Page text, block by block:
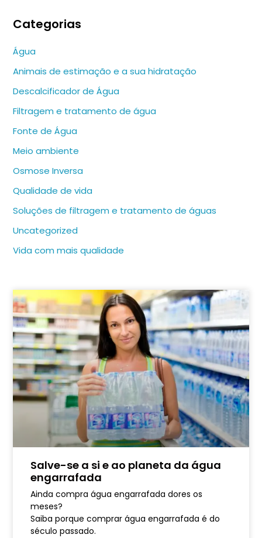
Categorias
Água
Animais de estimação e a sua hidratação
Descalcificador de Água
Filtragem e tratamento de água
Fonte de Água
Meio ambiente
Osmose Inversa
Qualidade de vida
Soluções de filtragem e tratamento de águas
Uncategorized
Vida com mais qualidade
Salve-se a si e ao planeta da água
engarrafada
Ainda compra água engarrafada dores os
meses?
Saiba porque comprar água engarrafada é do
século passado.